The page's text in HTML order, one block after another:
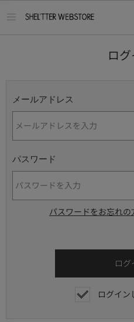
ロ
メールアドレス
パスワード
パスワードをお忘れの
ログイン